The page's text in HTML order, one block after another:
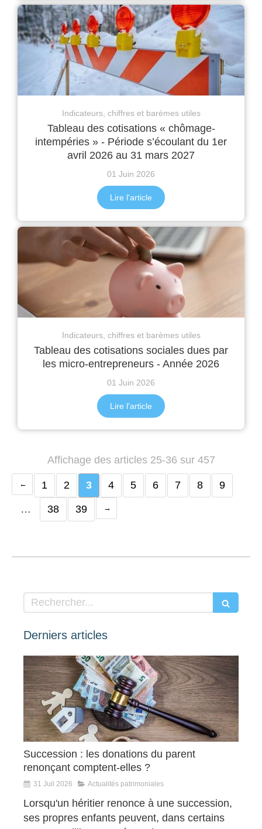
Indicateurs, chiffres et barèmes utiles
Tableau des cotisations « chômage-
intempéries » - Période s’écoulant du 1er
avril 2026 au 31 mars 2027
01 Juin 2026
Lire l'article
Indicateurs, chiffres et barèmes utiles
Tableau des cotisations sociales dues par
les micro-entrepreneurs - Année 2026
01 Juin 2026
Lire l'article
Affichage des articles 25-36 sur 457
1 2 3 4 5 6 7 8 9
… 38 39
Rechercher
Derniers articles
Succession : les donations du parent
renonçant comptent-elles ?
31 Juil 2026 Actualités patrimoniales
Lorsqu'un héritier renonce à une succession,
ses propres enfants peuvent, dans certains